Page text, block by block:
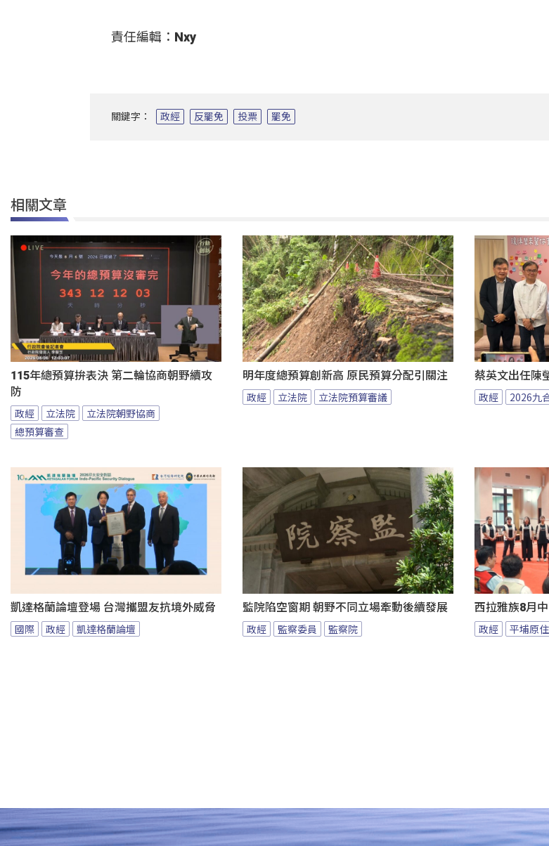
責任編輯：Nxy
關鍵字： 政經 反罷免 投票 罷免
相關文章
115年總預算拚表決 第二輪協商朝野續攻
防
政經 立法院
立法院朝野協商
總預算審查
明年度總預算創新高 原民預算分配引關注
政經 立法院 立法院預算審議
蔡英文出任陳
政經 2026九
凱達格蘭論壇登場 台灣攜盟友抗境外威脅
國際 政經 凱達格蘭論壇
監院陷空窗期 朝野不同立場牽動後續發展
政經 監察委員 監察院
西拉雅族8月
政經 平埔原